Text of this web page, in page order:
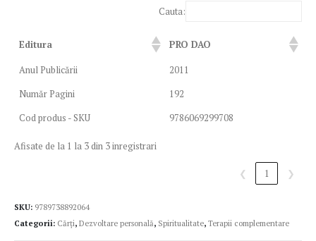
Cauta:
Editura
PRO DAO
Anul Publicării
2011
Număr Pagini
192
Cod produs - SKU
9786069299708
Afisate de la 1 la 3 din 3 inregistrari
❮ 1 ❯
SKU: 9789738892064
Categorii: Cărți, Dezvoltare personală, Spiritualitate, Terapii complementare